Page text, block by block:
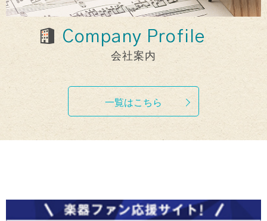
Company Profile
会社案内
一覧はこちら